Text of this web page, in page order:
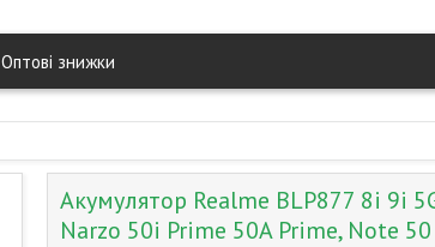
Оптові знижки
Акумулятор Realme BLP877 8i 9i
Narzo 50i Prime 50A Prime, Note